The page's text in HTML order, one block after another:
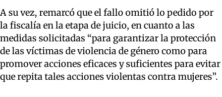
A su vez, remarcó que el fallo omitió lo pedido por
la fiscalía en la etapa de juicio, en cuanto a las
medidas solicitadas “para garantizar la protección
de las víctimas de violencia de género como para
promover acciones eficaces y suficientes para evitar
que repita tales acciones violentas contra mujeres”.